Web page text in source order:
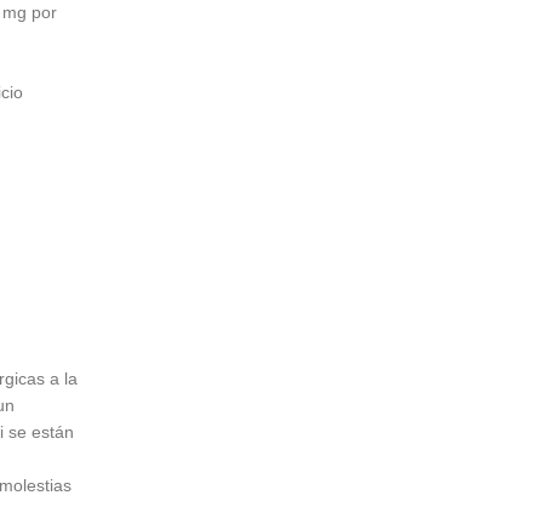
por
a la
se están